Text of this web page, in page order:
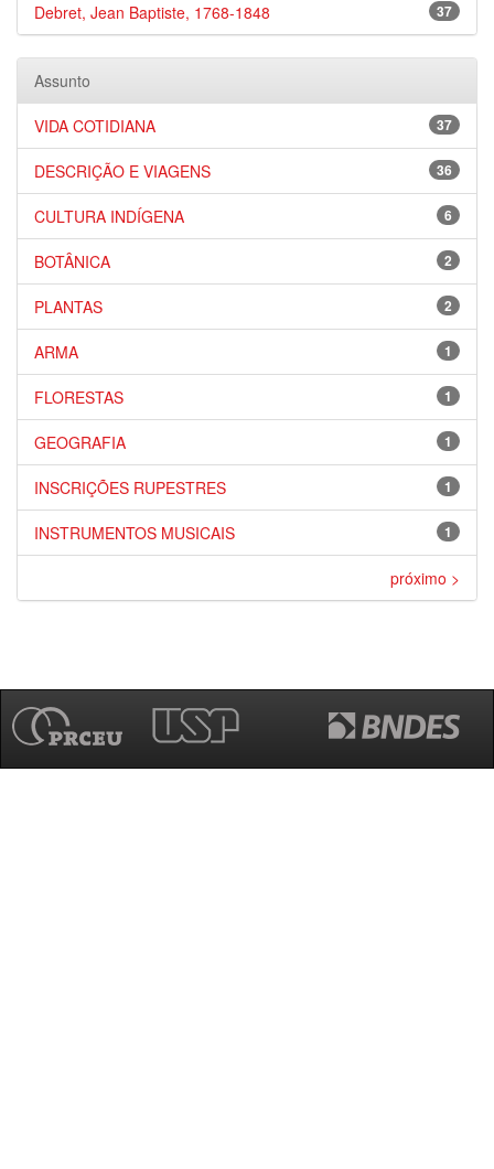
37
Debret, Jean Baptiste, 1768-1848
Assunto
37
VIDA COTIDIANA
36
DESCRIÇÃO E VIAGENS
6
CULTURA INDÍGENA
2
BOTÂNICA
2
PLANTAS
1
ARMA
1
FLORESTAS
1
GEOGRAFIA
1
INSCRIÇÕES RUPESTRES
1
INSTRUMENTOS MUSICAIS
próximo >